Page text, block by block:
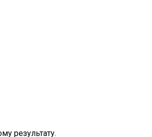
результату.